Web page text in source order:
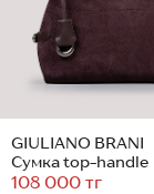
GIULIANO BRANI
Сумка top-handle
108 000 тг